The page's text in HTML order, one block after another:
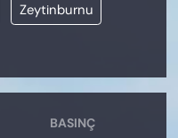
Zeytinburnu
BASINÇ